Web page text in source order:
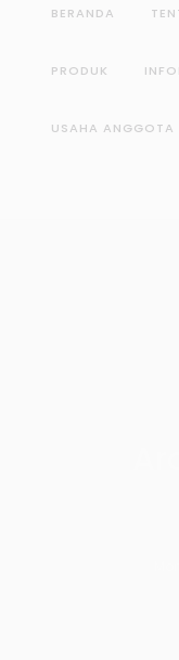
BERANDA
PRODUK
USAHA ANGGOTA